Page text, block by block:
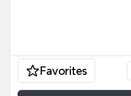
Favorites